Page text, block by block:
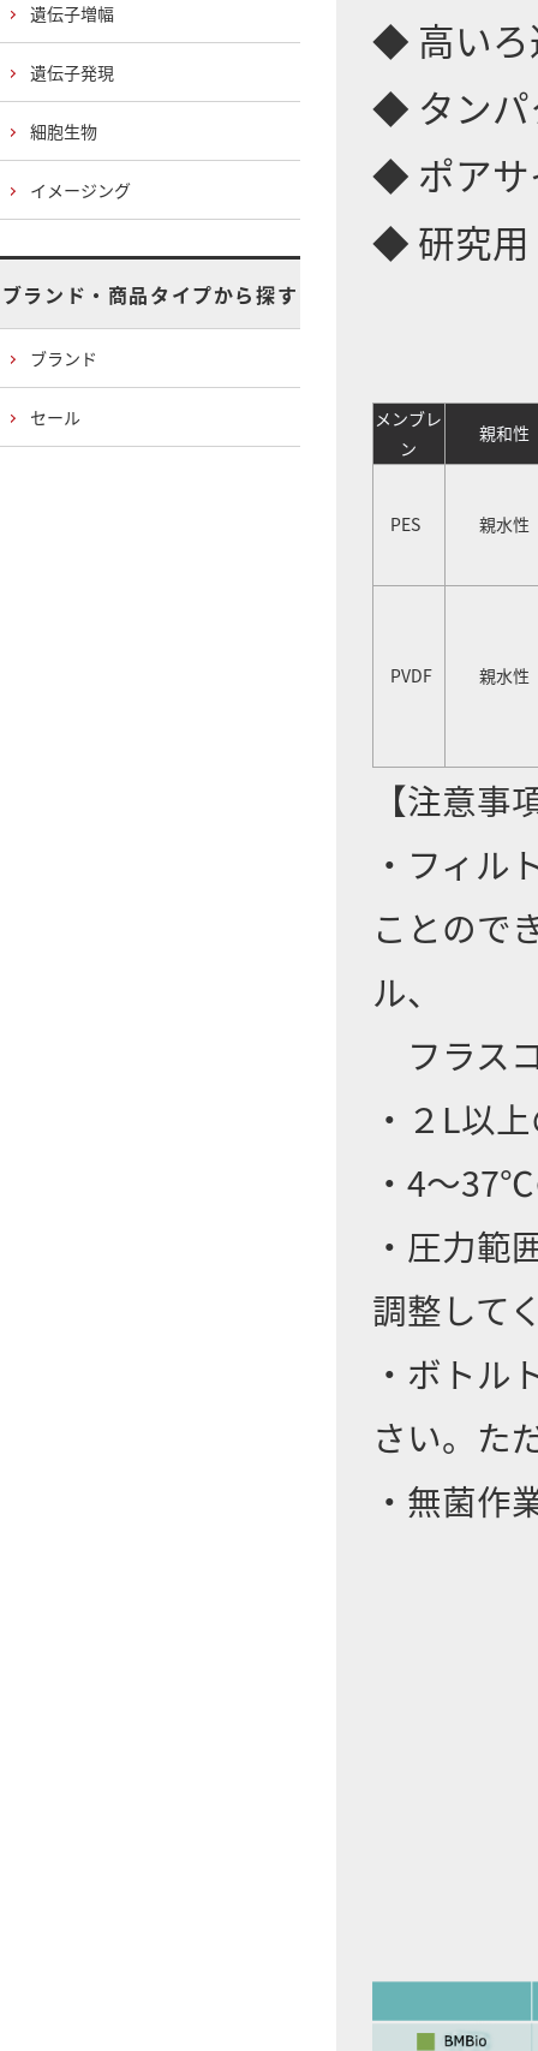
◆ 高いろ
◆ タンパ
◆ ポアサ
◆ 研究用
メンブレ
ン
親和性
PES 親水性
PVDF 親水性
【注意事
・フィル
ことので
ル、
フラス
・２L以
・4～
・圧力範
調整して
・ボトル
さい。た
・無菌作
遺伝子増幅
遺伝子発現
細胞生物
イメージング
ブランド・商品タイプから探す
ブランド
セール